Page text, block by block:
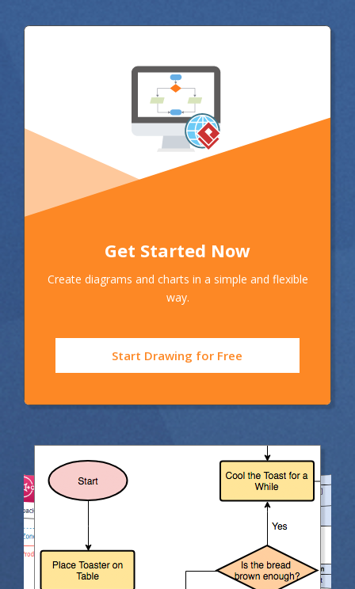
Get Started Now
Create diagrams and charts in a simple and flexible
way.
Start Drawing for Free